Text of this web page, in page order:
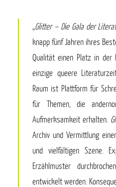
„Glitter – Die Gala der
knapp fünf Jahren ihres
Qualität einen Platz in der
einzige queere
Raum ist Plattform für
für Themen, die
Aufmerksamkeit erhalten.
Archiv und Vermittlung
und vielfältigen Szene.
Erzählmuster
entwickelt werden.